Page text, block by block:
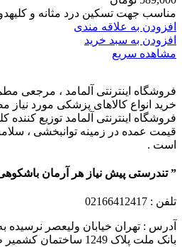
مناسب جهت تسکین درد مثانه و
افزودن به علاقه مندی
افزودن به سبد خرید
مشاهده سریع
فروشگاه اینترنتی آلمامد ، مرجعی
خرید انواع کالاهای پزشکی مورد
فروشگاه اینترنتی آلمامد توزیع کننده
قیمت عمده در زمینه توانبخشی ،
است .
” تندرستی پیش نیاز هر آرمان
تلفن : 02166412417
آدرس : تهران خیابان ولیعصر نرسیده
بانک ملت پلاک 1249 ساختمان کشمیر طبقه سوم واحد 2